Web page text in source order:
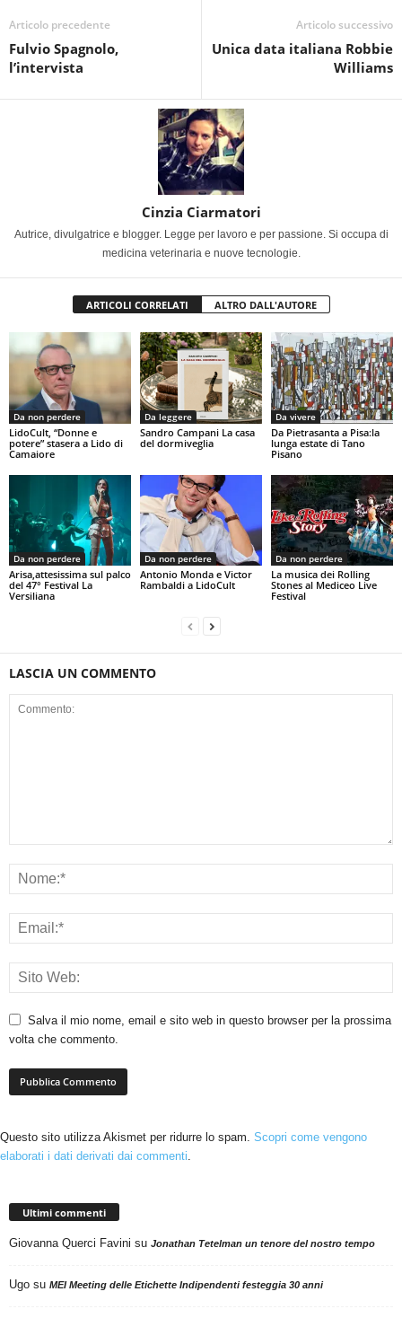
Articolo precedente
Fulvio Spagnolo,
l’intervista
Articolo successivo
Unica data italiana Robbie
Williams
Cinzia Ciarmatori
Autrice, divulgatrice e blogger. Legge per lavoro e per passione. Si occupa di
medicina veterinaria e nuove tecnologie.
ARTICOLI CORRELATI ALTRO DALL'AUTORE
Da non perdere
LidoCult, “Donne e
potere” stasera a Lido di
Camaiore
Da leggere
Sandro Campani La casa
del dormiveglia
Da vivere
Da Pietrasanta a Pisa:la
lunga estate di Tano
Pisano
Da non perdere
Arisa,attesissima sul palco
del 47° Festival La
Versiliana
Da non perdere
Antonio Monda e Victor
Rambaldi a LidoCult
Da non perdere
La musica dei Rolling
Stones al Mediceo Live
Festival
LASCIA UN COMMENTO
Salva il mio nome, email e sito web in questo browser per la prossima
volta che commento.
Questo sito utilizza Akismet per ridurre lo spam. Scopri come vengono
elaborati i dati derivati dai commenti.
Ultimi commenti
Giovanna Querci Favini su Jonathan Tetelman un tenore del nostro tempo
Ugo su MEI Meeting delle Etichette Indipendenti festeggia 30 anni